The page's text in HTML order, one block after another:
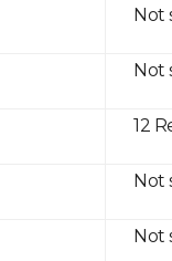
Not
Not
12
Not
Not